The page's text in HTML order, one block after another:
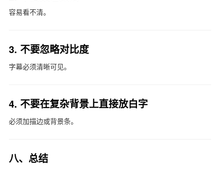
容易看不清。
3. 不要忽略对比度
字幕必须清晰可见。
4. 不要在复杂背景上直接放白字
必须加描边或背景条。
八、总结